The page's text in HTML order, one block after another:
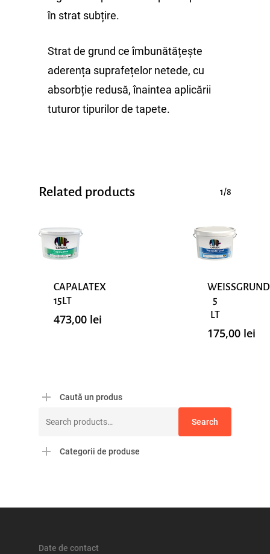
în strat subțire.
Strat de grund ce îmbunătățește
aderența suprafețelor netede, cu
absorbție redusă, înaintea aplicării
tuturor tipurilor de tapete.
Related products 1/8
CAPALATEX
15LT
473,00 lei
WEISSGRUND
5
LT
175,00 lei
Caută un produs
Search
Search
Categorii de produse
Date de contact